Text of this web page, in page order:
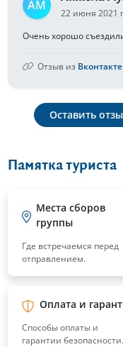
АМ
22 июня 2021
Очень хорошо
Отзыв из Вконтакте
Оставить
Памятка туриста
Места сборов
группы
Где встречаемся перед
отправлением.
Оплата и
Способы оплаты и
гарантии безопасности.